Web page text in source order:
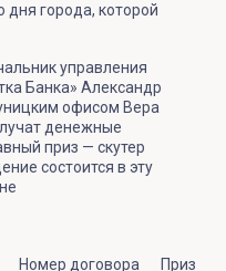
дня города, которой
управления
Банка» Александр
офисом Вера
денежные
приз — скутер
состоится в эту
Номер договора
Приз